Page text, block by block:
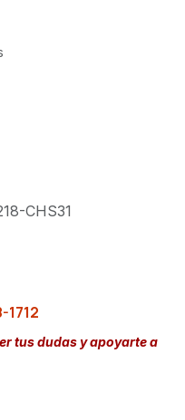
CHS31
1712
tus dudas y apoyarte a